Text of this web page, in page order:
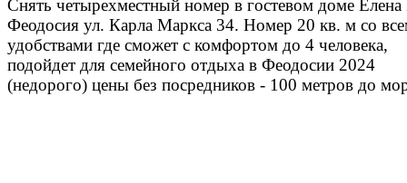
Снять четырехместный номер в гостевом доме Елена
Феодосия ул. Карла Маркса 34. Номер 20 кв. м со
удобствами где сможет с комфортом до 4 человека,
подойдет для семейного отдыха в Феодосии 2024
(недорого) цены без посредников - 100 метров до